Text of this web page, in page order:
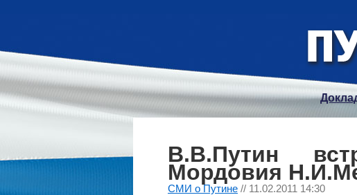
В.В.Путин
Мордовия
СМИ о Путине // 11.02.2011 14:30